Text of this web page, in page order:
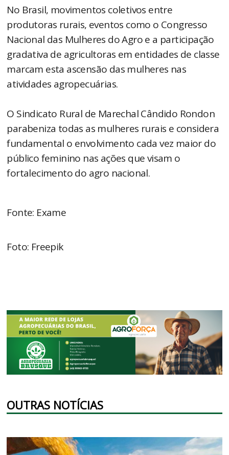
No Brasil, movimentos coletivos entre
produtoras rurais, eventos como o Congresso
Nacional das Mulheres do Agro e a participação
gradativa de agricultoras em entidades de classe
marcam esta ascensão das mulheres nas
atividades agropecuárias.
O Sindicato Rural de Marechal Cândido Rondon
parabeniza todas as mulheres rurais e considera
fundamental o envolvimento cada vez maior do
público feminino nas ações que visam o
fortalecimento do agro nacional.
Fonte: Exame
Foto: Freepik
OUTRAS NOTÍCIAS